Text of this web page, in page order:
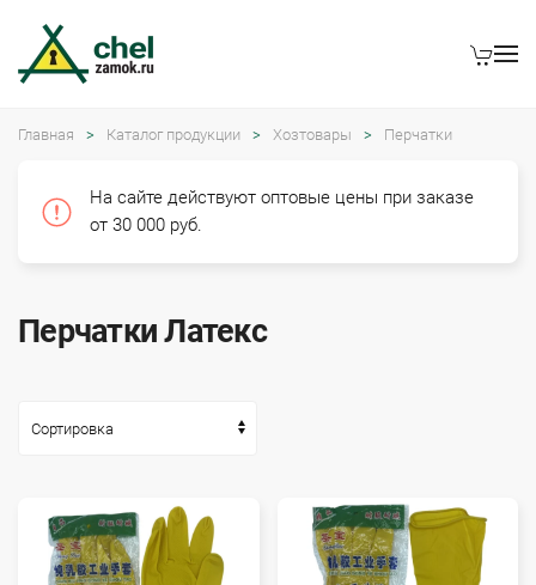
Главная Каталог продукции Хозтовары Перчатки
На сайте действуют оптовые цены при заказе
от 30 000 руб.
Перчатки Латекс